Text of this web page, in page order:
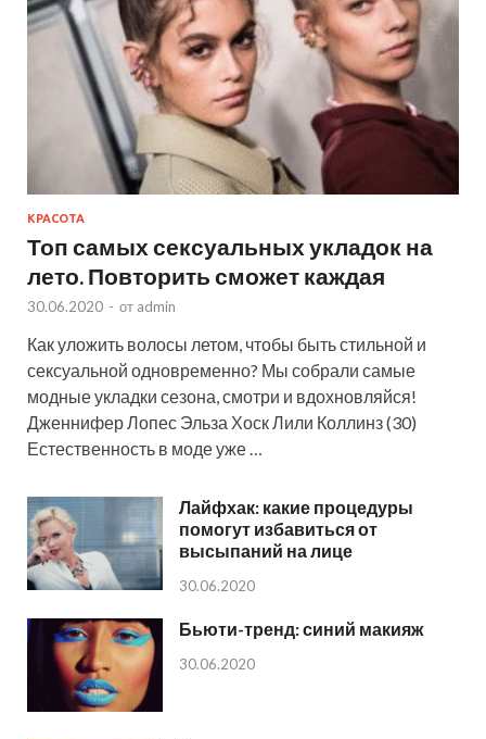
КРАСОТА
Топ самых сексуальных укладок на
лето. Повторить сможет каждая
30.06.2020 - от admin
Как уложить волосы летом, чтобы быть стильной и
сексуальной одновременно? Мы собрали самые
модные укладки сезона, смотри и вдохновляйся!
Дженнифер Лопес Эльза Хоск Лили Коллинз (30)
Естественность в моде уже …
Лайфхак: какие процедуры
помогут избавиться от
высыпаний на лице
30.06.2020
Бьюти-тренд: синий макияж
30.06.2020